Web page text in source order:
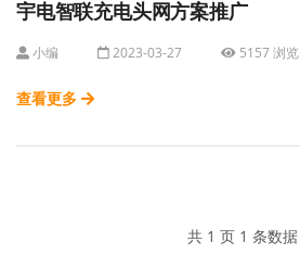
宇电智联充电头网方案推广
小编 2023-03-27 5157 浏览
查看更多
共 1 页 1 条数据